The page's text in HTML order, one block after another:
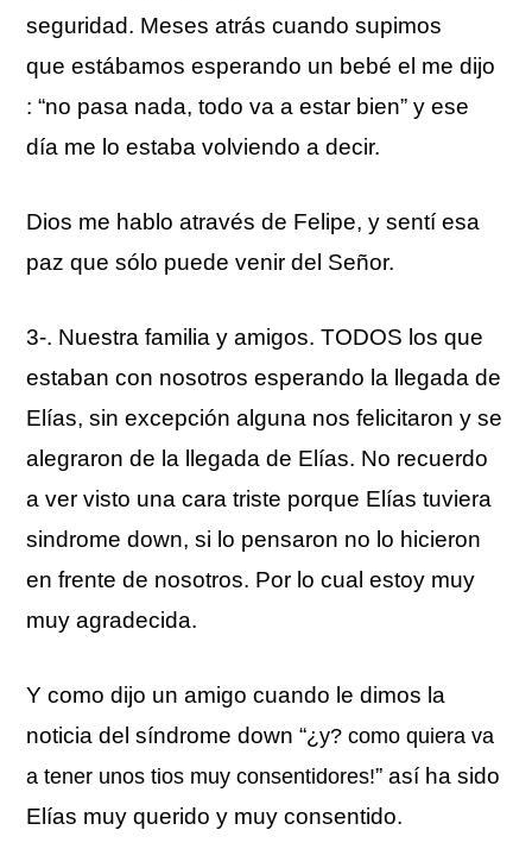
seguridad. Meses atrás cuando supimos
que estábamos esperando un bebé el me dijo
: “no pasa nada, todo va a estar bien” y ese
día me lo estaba volviendo a decir.
Dios me hablo através de Felipe, y sentí esa
paz que sólo puede venir del Señor.
3-. Nuestra familia y amigos. TODOS los que
estaban con nosotros esperando la llegada de
Elías, sin excepción alguna nos felicitaron y se
alegraron de la llegada de Elías. No recuerdo
a ver visto una cara triste porque Elías tuviera
sindrome down, si lo pensaron no lo hicieron
en frente de nosotros. Por lo cual estoy muy
muy agradecida.
Y como dijo un amigo cuando le dimos la
noticia del síndrome down “¿y? como quiera va
a tener unos tios muy consentidores!” así ha sido
Elías muy querido y muy consentido.